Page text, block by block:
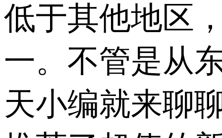
低于其他地区
一。不管是从
天小编就来聊